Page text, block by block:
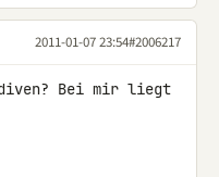
2011-01-07 23:54#2006217
Bei mir liegt